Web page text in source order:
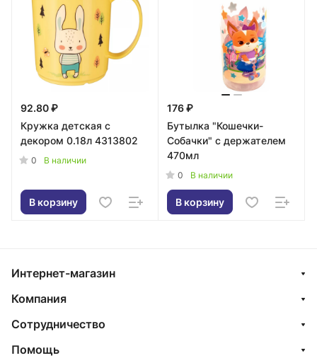
92.80 ₽
Кружка детская с
декором 0.18л 4313802
0 В наличии
В корзину
176 ₽
Бутылка "Кошечки-
Собачки" с держателем
470мл
0 В наличии
В корзину
Интернет-магазин
Компания
Сотрудничество
Помощь